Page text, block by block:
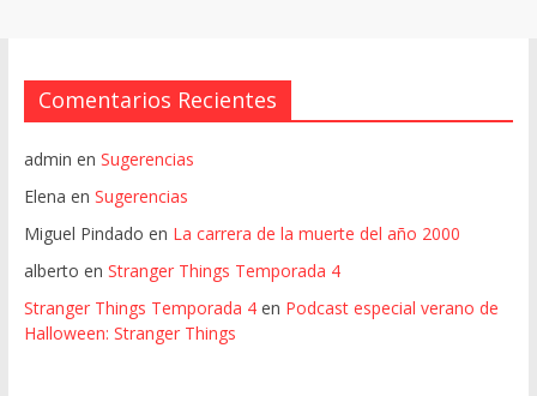
Comentarios Recientes
admin en Sugerencias
Elena en Sugerencias
Miguel Pindado en La carrera de la muerte del año 2000
alberto en Stranger Things Temporada 4
Stranger Things Temporada 4en Podcast especial verano de
Halloween: Stranger Things